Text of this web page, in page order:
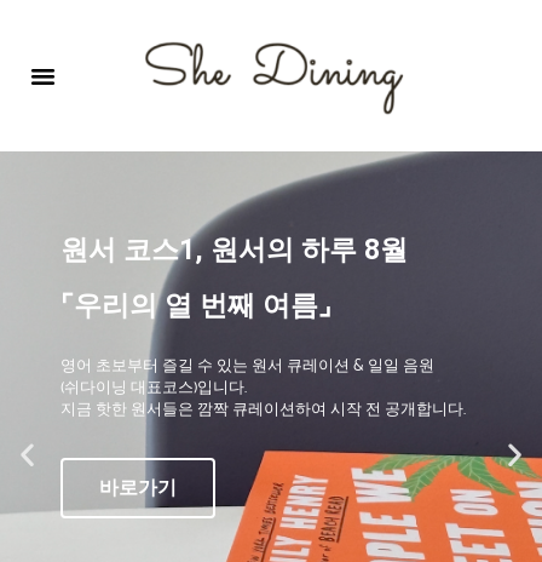
원서 코스1, 원서의 하루 8월
⌜우리의 열 번째 여름⌟
영어 초보부터 즐길 수 있는 원서 큐레이션 & 일일 음원
(쉬다이닝 대표코스)입니다.
지금 핫한 원서들은 깜짝 큐레이션하여 시작 전 공개합니다.
바로가기